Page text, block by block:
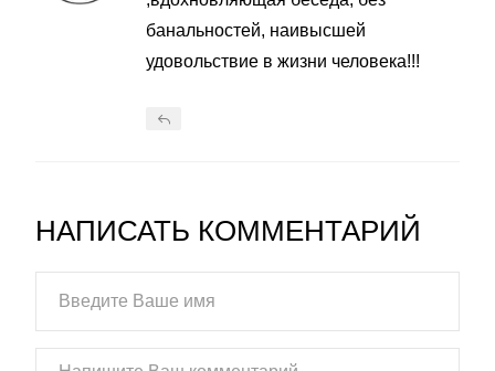
банальностей, наивысшей
удовольствие в жизни человека!!!
НАПИСАТЬ КОММЕНТАРИЙ